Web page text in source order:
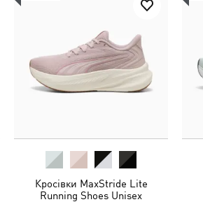
Кросівки MaxStride Lite
Running Shoes Unisex